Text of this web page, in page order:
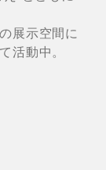
展示空間に
活動中。